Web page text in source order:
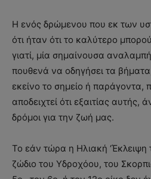
Η ενός δρώμενου που εκ των
ότι ήταν ότι το καλύτερο
γιατί, μία σημαίνουσα
πουθενά να οδηγήσει τα
εκείνο το σημείο ή
αποδειχτεί ότι εξαιτίας αυτής,
δρόμοι για την ζωή μας.
Το εάν τώρα η Ηλιακή ‘Έκλειψη
ζώδιο του Υδροχόου, του